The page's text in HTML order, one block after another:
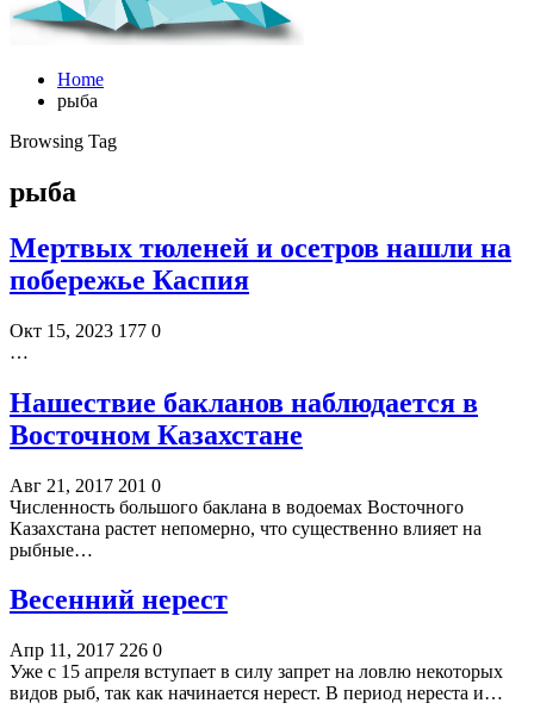
Home
рыба
Browsing Tag
рыба
Мертвых тюленей и осетров нашли на
побережье Каспия
Окт 15, 2023 177 0
…
Нашествие бакланов наблюдается в
Восточном Казахстане
Авг 21, 2017 201 0
Численность большого баклана в водоемах Восточного
Казахстана растет непомерно, что существенно влияет на
рыбные…
Весенний нерест
Апр 11, 2017 226 0
Уже с 15 апреля вступает в силу запрет на ловлю некоторых
видов рыб, так как начинается нерест. В период нереста и…